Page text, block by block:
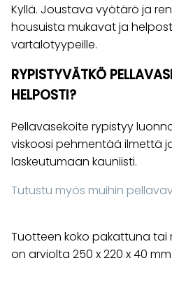
Kyllä. Joustava vyötärö ja
housuista mukavat ja
vartalotyypeille.
RYPISTYVÄTKÖ
HELPOSTI?
Pellavasekoite rypistyy
viskoosi pehmentää ilmettä
laskeutumaan kauniisti.
Tutustu myös muihin
Tuotteen koko pakattuna tai
on arviolta 250 x 220 x 40 mm.